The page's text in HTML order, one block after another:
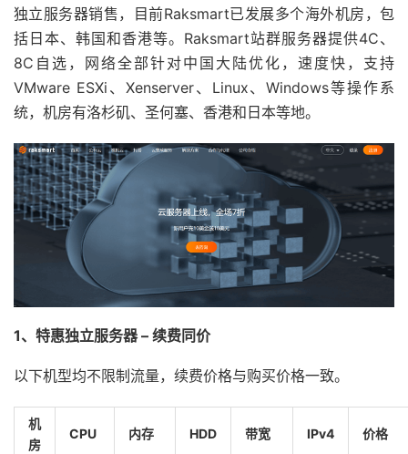
独立服务器销售，目前Raksmart已发展多个海外机房，包
括日本、韩国和香港等。Raksmart站群服务器提供4C、
8C自选，网络全部针对中国大陆优化，速度快，支持
VMware ESXi、Xenserver、Linux、Windows等操作系
统，机房有洛杉矶、圣何塞、香港和日本等地。
1、特惠独立服务器 – 续费同价
以下机型均不限制流量，续费价格与购买价格一致。
机
房
CPU 内存 HDD 带宽 IPv4 价格